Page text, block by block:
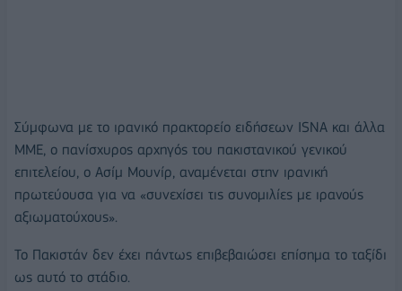
Σύμφωνα με το ιρανικό πρακτορείο ειδήσεων ISNA και άλλα
ΜΜΕ, ο πανίσχυρος αρχηγός του πακιστανικού γενικού
επιτελείου, ο Ασίμ Μουνίρ, αναμένεται στην ιρανική
πρωτεύουσα για να «συνεχίσει τις συνομιλίες με ιρανούς
αξιωματούχους».
Το Πακιστάν δεν έχει πάντως επιβεβαιώσει επίσημα το ταξίδι
ως αυτό το στάδιο.